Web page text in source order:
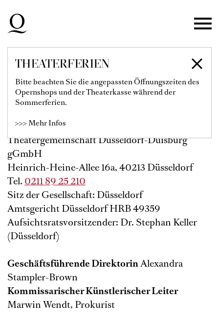
Zur Hauptnavigation springen
Zum Hauptinhalt springen
Zum Footer springen
THEATERFERIEN
Bitte beachten Sie die angepassten Öffnungszeiten des
Opernshops und der Theaterkasse während der
Sommerferien.
>>> Mehr Infos
IMPRESSUM
Deutsche Oper am Rhein
Theatergemeinschaft Düsseldorf-Duisburg
gGmbH
Heinrich-Heine-Allee 16a, 40213 Düsseldorf
Tel. 0211 89 25 210
Sitz der Gesellschaft: Düsseldorf
Amtsgericht Düsseldorf HRB 49359
Aufsichtsratsvorsitzender: Dr. Stephan Keller
(Düsseldorf)
Geschäftsführende DirektorinAlexandra
Stampler-Brown
Kommissarischer Künstlerischer Leiter
Marwin Wendt, Prokurist